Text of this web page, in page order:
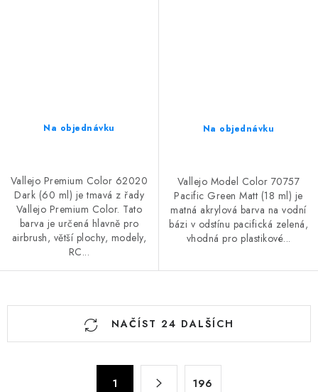
Na objednávku
Vallejo Premium Color 62020
Dark (60 ml) je tmavá z řady
Vallejo Premium Color. Tato
barva je určená hlavně pro
airbrush, větší plochy, modely,
RC...
Na objednávku
Vallejo Model Color 70757
Pacific Green Matt (18 ml) je
matná akrylová barva na vodní
bázi v odstínu pacifická zelená,
vhodná pro plastikové...
O
NAČÍST 24 DALŠÍCH
1 196